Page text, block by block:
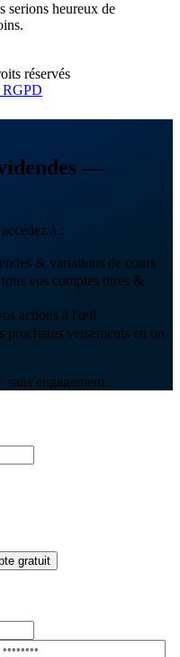
serions heureux de
réservés
RGPD
—
à :
& variations de cours
vos comptes titres &
actions à l'œil
prochains versements en un
sans engagement
gratuit